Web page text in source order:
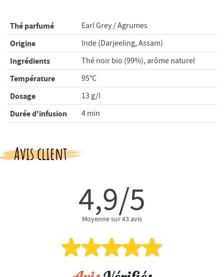
Thé parfumé
Earl Grey / Agrumes
Origine
Inde (Darjeeling, Assam)
Ingrédients
Thé noir bio (99%), arôme naturel
Température
95°C
Dosage
13 g/l
Durée d'infusion
4 min
Avis client
4,9/5
Moyenne sur 43 avis